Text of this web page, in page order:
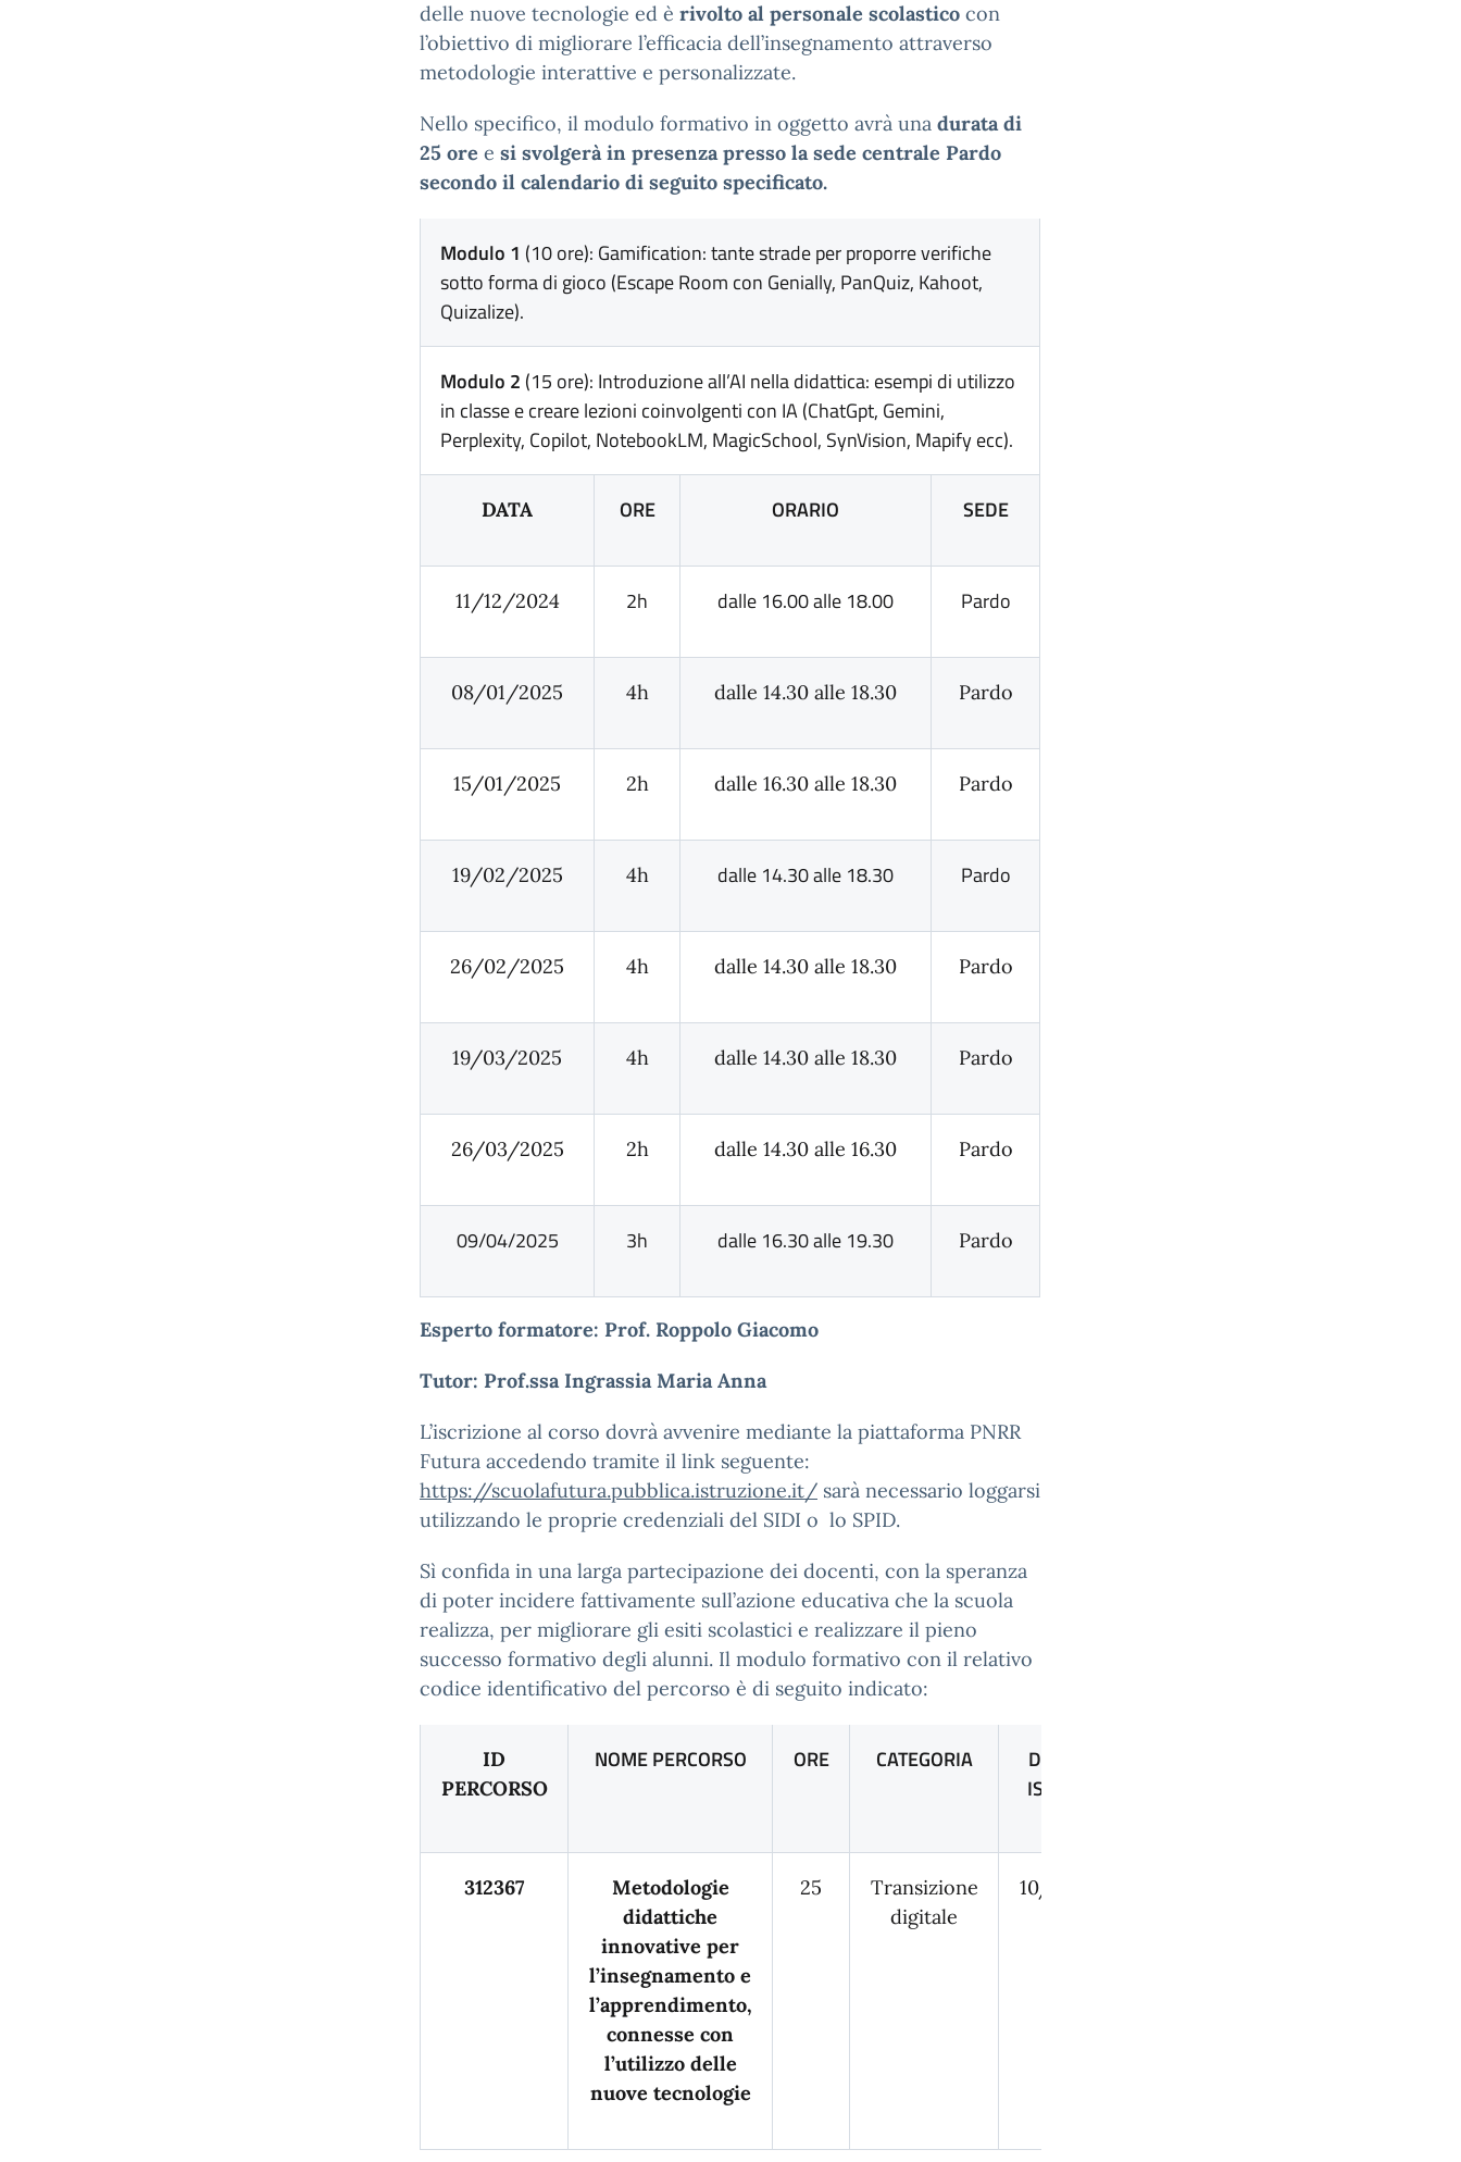
delle nuove tecnologie ed è rivolto al personale scolastico con
l’obiettivo di migliorare l’efficacia dell’insegnamento attraverso
metodologie interattive e personalizzate.
Nello specifico, il modulo formativo in oggetto avrà una durata di
25 ore e si svolgerà in presenza presso la sede centrale Pardo
secondo il calendario di seguito specificato.
Modulo 1 (10 ore): Gamification: tante strade per proporre verifiche
sotto forma di gioco (Escape Room con Genially, PanQuiz, Kahoot,
Quizalize).
Modulo 2 (15 ore): Introduzione all’AI nella didattica: esempi di utilizzo
in classe e creare lezioni coinvolgenti con IA (ChatGpt, Gemini,
Perplexity, Copilot, NotebookLM, MagicSchool, SynVision, Mapify ecc).
DATA ORE ORARIO SEDE
11/12/2024 2h dalle 16.00 alle 18.00 Pardo
08/01/2025 4h dalle 14.30 alle 18.30 Pardo
15/01/2025 2h dalle 16.30 alle 18.30 Pardo
19/02/2025 4h dalle 14.30 alle 18.30 Pardo
26/02/2025 4h dalle 14.30 alle 18.30 Pardo
19/03/2025 4h dalle 14.30 alle 18.30 Pardo
26/03/2025 2h dalle 14.30 alle 16.30 Pardo
09/04/2025 3h dalle 16.30 alle 19.30 Pardo
Esperto formatore: Prof. Roppolo Giacomo
Tutor: Prof.ssa Ingrassia Maria Anna
L’iscrizione al corso dovrà avvenire mediante la piattaforma PNRR
Futura accedendo tramite il link seguente:
https://scuolafutura.pubblica.istruzione.it/ sarà necessario loggarsi
utilizzando le proprie credenziali del SIDI o lo SPID.
Sì confida in una larga partecipazione dei docenti, con la speranza
di poter incidere fattivamente sull’azione educativa che la scuola
realizza, per migliorare gli esiti scolastici e realizzare il pieno
successo formativo degli alunni. Il modulo formativo con il relativo
codice identificativo del percorso è di seguito indicato:
ID
PERCORSO
NOME PERCORSO ORE CATEGORIA
DATA FINE
ISCRIZIONI
312367
Metodologie
didattiche
innovative per
l’insegnamento e
l’apprendimento,
connesse con
l’utilizzo delle
nuove tecnologie
25
Transizione
digitale
10/12/2024